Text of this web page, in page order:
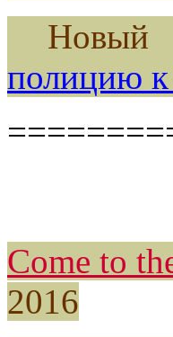
Новый
полицию к
Come to
2016